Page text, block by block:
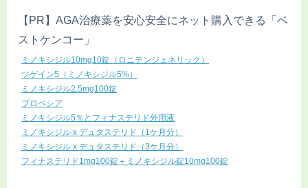
【PR】AGA治療薬を安心安全にネット購入できる「ベ
ストケンコー」
ミノキシジル10mg10錠（ロニテンジェネリック）
ツゲイン5（ミノキシジル5%）
ミノキシジル2.5mg100錠
プロペシア
ミノキシジル5％とフィナステリド外用液
ミノキシジル x デュタステリド（1ケ月分）
ミノキシジル x デュタステリド（3ケ月分）
フィナステリド1mg100錠＋ミノキシジル錠10mg100錠